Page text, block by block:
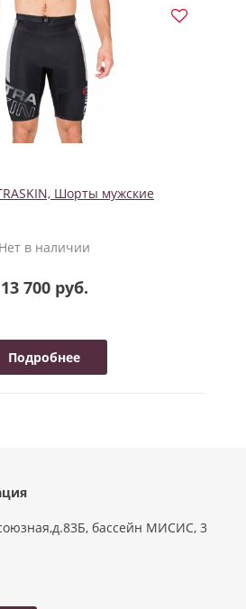
Шорты мужские
Нет в наличии
13 700 руб.
Подробнее
бассейн МИСИС, 3